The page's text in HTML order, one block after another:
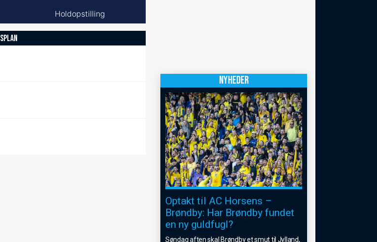
Holdopstilling
NYHEDER
Optakt til AC Horsens –
Brøndby: Har Brøndby fundet
en ny guldfugl?
Søndag aften skal Brøndby et smut til Jylland,